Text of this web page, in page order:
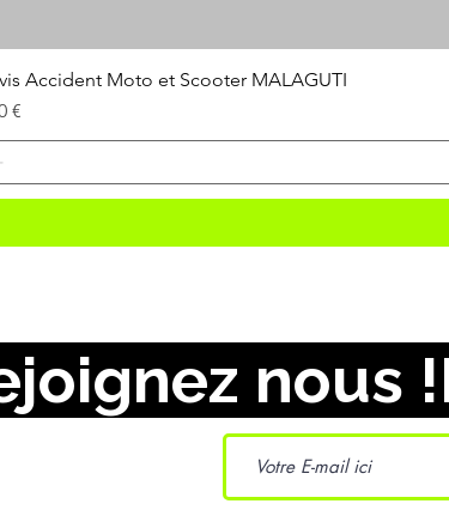
Accident Moto et Scooter MALAGUTI
€
nous !